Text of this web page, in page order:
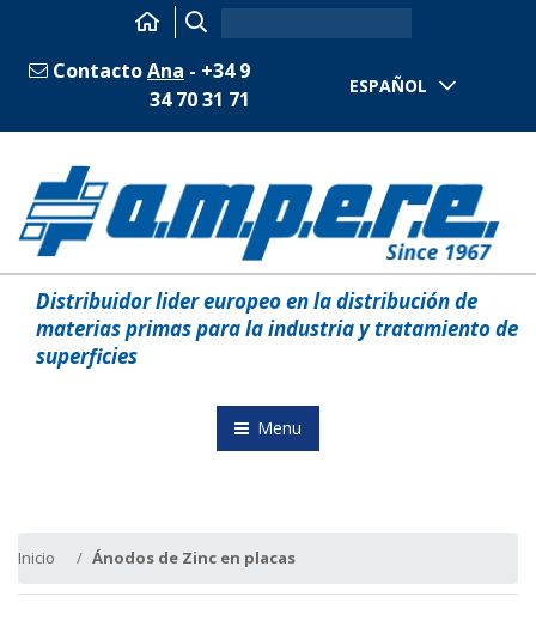
ContactoAna - +34 9
34 70 31 71
ESPAÑOL
Distribuidor lider europeo en la distribución de
materias primas para la industria y tratamiento de
superficies
Menu
Inicio Ánodos de Zinc en placas